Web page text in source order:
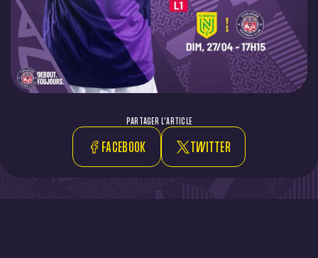
PARTAGER L'ARTICLE
FACEBOOK TWITTER